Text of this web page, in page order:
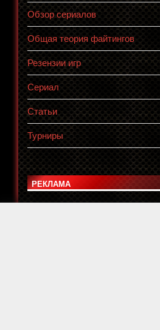
Обзор сериалов
Общая теория файтингов
Резензии игр
Сериал
Статьи
Турниры
РЕКЛАМА